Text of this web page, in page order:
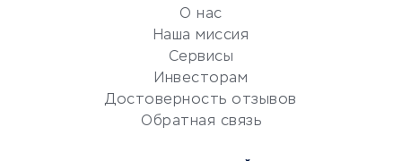
документооборот
Юридические компании
О нас
Наша миссия
Сервисы
Инвесторам
Достоверность отзывов
Обратная связь